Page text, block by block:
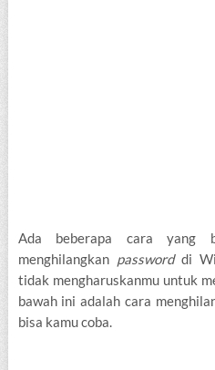
Ada beberapa cara yang
menghilangkan passworddi
tidak mengharuskanmu untuk
bawah ini adalah cara
bisa kamu coba.